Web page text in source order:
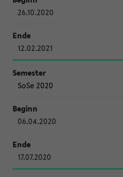
26.10.2020
12.02.2021
SoSe 2020
06.04.2020
17.07.2020